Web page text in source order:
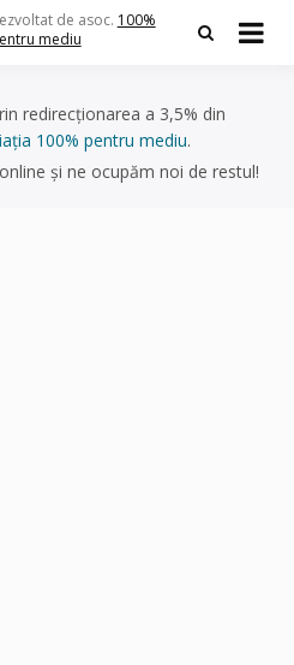
de asoc. 100%
mediu
redirecționarea a 3,5% din
100% pentru mediu.
online și ne ocupăm noi de restul!